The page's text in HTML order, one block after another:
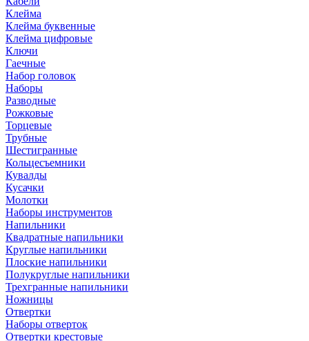
Клейма
Клейма буквенные
Клейма цифровые
Ключи
Гаечные
Набор головок
Наборы
Разводные
Рожковые
Торцевые
Трубные
Шестигранные
Кольцесъемники
Кувалды
Кусачки
Молотки
Наборы инструментов
Напильники
Квадратные напильники
Круглые напильники
Плоские напильники
Полукруглые напильники
Трехгранные напильники
Ножницы
Отвертки
Наборы отверток
Отвертки крестовые